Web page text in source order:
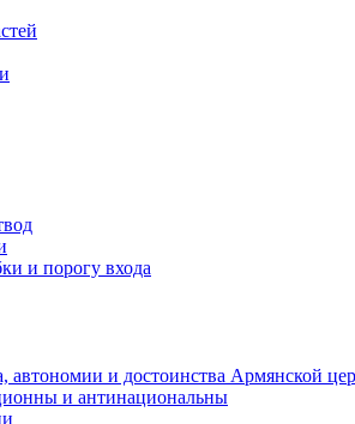
и порогу входа
автономии и достоинства Армянской
и антинациональны